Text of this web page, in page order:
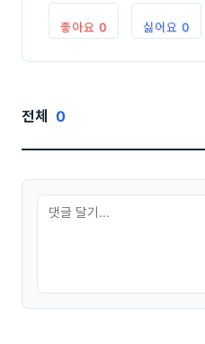
좋아요 0 싫어요 0
전체 0